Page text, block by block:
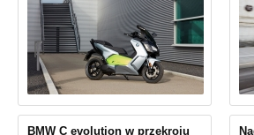
BMW C evolution w przekroju